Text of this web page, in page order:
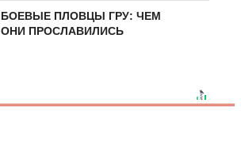
БОЕВЫЕ ПЛОВЦЫ ГРУ: ЧЕМ
ОНИ ПРОСЛАВИЛИСЬ